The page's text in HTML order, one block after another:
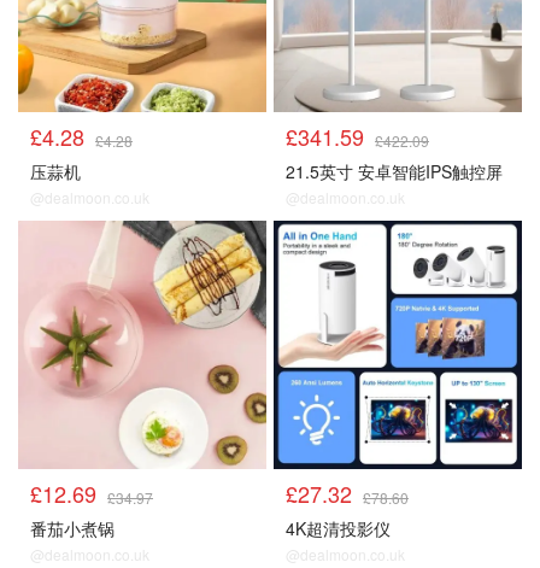
£4.28 £4.28
压蒜机
@dealmoon.co.uk
£341.59 £422.09
21.5英寸 安卓智能IPS触控屏
@dealmoon.co.uk
£12.69 £34.97
番茄小煮锅
@dealmoon.co.uk
£27.32 £78.60
4K超清投影仪
@dealmoon.co.uk